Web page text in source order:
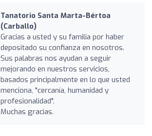
Tanatorio Santa Marta-Bértoa
(Carballo)
Gracias a usted y su familia por haber
depositado su confianza en nosotros.
Sus palabras nos ayudan a seguir
mejorando en nuestros servicios,
basados principalmente en lo que usted
menciona, "cercanía, humanidad y
profesionalidad".
Muchas gracias.